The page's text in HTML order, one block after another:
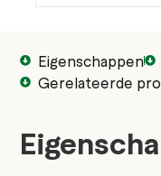
Eigenschappen
Gerelateerde